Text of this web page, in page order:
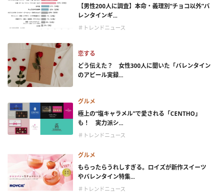
【男性200人に調査】本命・義理別“チョコ以外”バ
レンタインギ...
＃トレンドニュース
恋する
どう伝えた？ 女性300人に聞いた「バレンタイン
のアピール実録...
グルメ
極上の“塩キャラメル”で愛される「CENTHO」
も！ 実力派シ...
＃トレンドニュース
グルメ
もらったらうれしすぎる。ロイズが新作スイーツ
やバレンタイン特集...
＃トレンドニュース